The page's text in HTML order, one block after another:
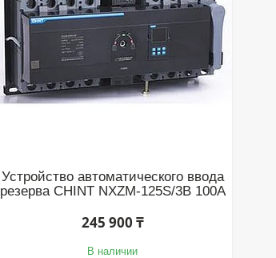
Устройство автоматического ввода
резерва CHINT NXZM-125S/3B 100A
245 900 ₸
В наличии